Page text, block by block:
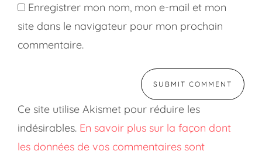
Enregistrer mon nom, mon e-mail et mon
site dans le navigateur pour mon prochain
commentaire.
Ce site utilise Akismet pour réduire les
indésirables. En savoir plus sur la façon dont
les données de vos commentaires sont